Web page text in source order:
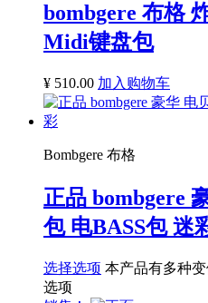
bombgere 布格
Midi键盘包
¥ 510.00 加入购物车
Bombgere 布格
正品 bombgere
包 电BASS包 迷
选择选项 本产品有多种
选项